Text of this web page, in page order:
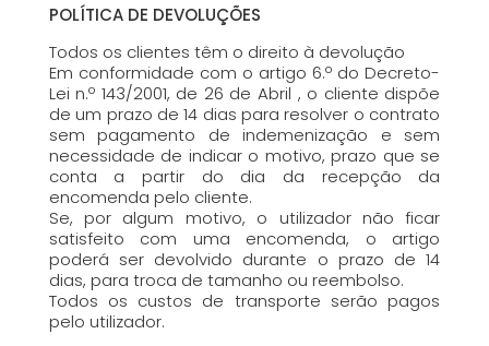
POLÍTICA DE DEVOLUÇÕES
Todos os clientes têm o direito à devolução
Em conformidade com o artigo 6.º do Decreto-
Lei n.º 143/2001, de 26 de Abril , o cliente dispõe
de um prazo de 14 dias para resolver o contrato
sem pagamento de indemenização e sem
necessidade de indicar o motivo, prazo que se
conta a partir do dia da recepção da
encomenda pelo cliente.
Se, por algum motivo, o utilizador não ficar
satisfeito com uma encomenda, o artigo
poderá ser devolvido durante o prazo de 14
dias, para troca de tamanho ou reembolso.
Todos os custos de transporte serão pagos
pelo utilizador.